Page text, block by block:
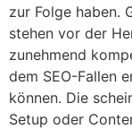
zur Folge haben.
stehen vor der
zunehmend
dem SEO-Fallen
können. Die
Setup oder